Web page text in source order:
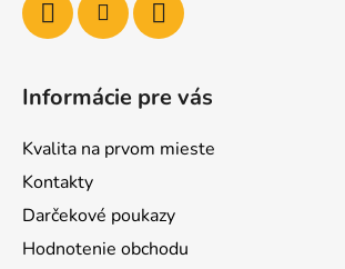
Informácie pre vás
Kvalita na prvom mieste
Kontakty
Darčekové poukazy
Hodnotenie obchodu